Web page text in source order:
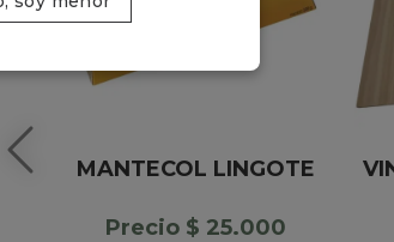
MANTECOL LINGOTE
Precio $ 25.000